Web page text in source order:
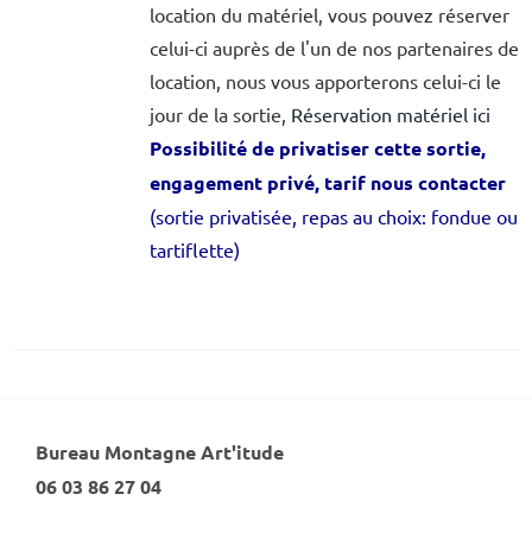
location du matériel, vous pouvez réserver
celui-ci auprès de l'un de nos partenaires de
location, nous vous apporterons celui-ci le
jour de la sortie, Réservation matériel ici
Possibilité de privatiser cette sortie,
engagement privé, tarif nous contacter
(sortie privatisée, repas au choix: fondue ou
tartiflette)
Bureau Montagne Art'itude
06 03 86 27 04